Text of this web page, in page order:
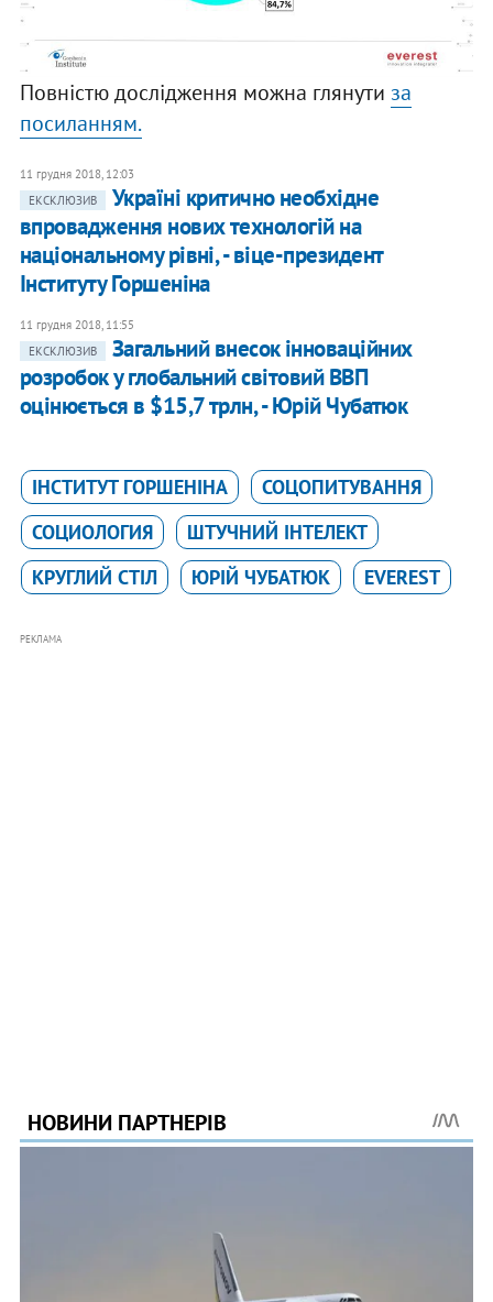
Повністю дослідження можна глянути за
посиланням.
11 грудня 2018, 12:03
ЕКСКЛЮЗИВ
Україні критично необхідне
впровадження нових технологій на
національному рівні, - віце-президент
Інституту Горшеніна
11 грудня 2018, 11:55
ЕКСКЛЮЗИВ
Загальний внесок інноваційних
розробок у глобальний світовий ВВП
оцінюється в $15,7 трлн, - Юрій Чубатюк
ІНСТИТУТ ГОРШЕНІНА
СОЦОПИТУВАННЯ
СОЦИОЛОГИЯ
ШТУЧНИЙ ІНТЕЛЕКТ
КРУГЛИЙ СТІЛ
ЮРІЙ ЧУБАТЮК EVEREST
РЕКЛАМА